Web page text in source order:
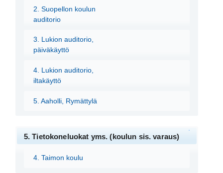
2. Suopellon koulun
auditorio
3. Lukion auditorio,
päiväkäyttö
4. Lukion auditorio,
iltakäyttö
5. Aaholli, Rymättylä
5. Tietokoneluokat yms. (koulun sis. varaus)
4. Taimon koulu